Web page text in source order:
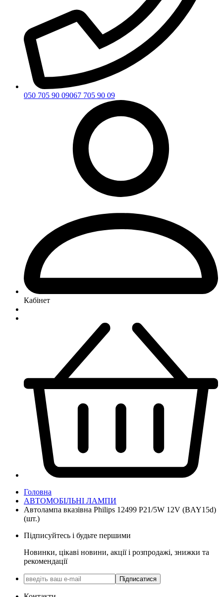
050 705 90 09067 705 90 09
Кабінет
Головна
АВТОМОБІЛЬНІ ЛАМПИ
Автолампа вказівна Philips 12499 P21/5W 12V (BAY15d)
(шт.)
Підписуйтесь і будьте першими
Новинки, цікаві новини, акції і розпродажі, знижки та
рекомендації
Підписатися